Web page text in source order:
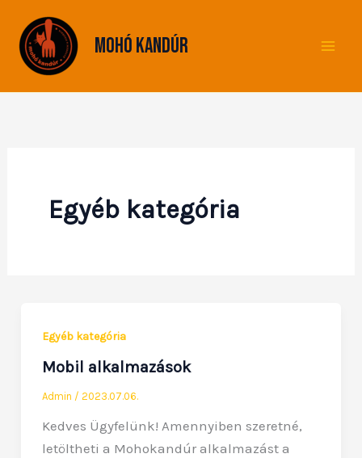
content
Mohó Kandúr
Egyéb kategória
Egyéb kategória
Mobil alkalmazások
Admin / 2023.07.06.
Kedves Ügyfelünk! Amennyiben szeretné,
letöltheti a Mohokandúr alkalmazást a